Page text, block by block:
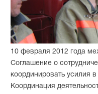
10 февраля 2012 года
Соглашение о
координировать усилия
Координация